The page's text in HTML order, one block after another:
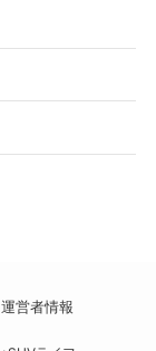
運営者情報